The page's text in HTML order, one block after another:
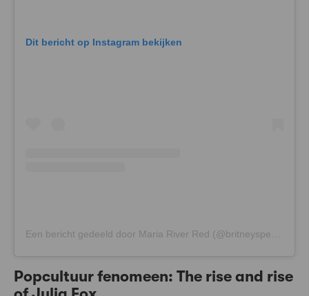
Dit bericht op Instagram bekijken
Popcultuur fenomeen: The rise and rise